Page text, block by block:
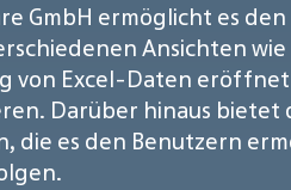
GmbH ermöglicht es
Ansichten
von Excel-Daten
Darüber hinaus
es den Benutzern